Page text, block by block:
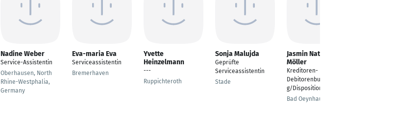
Nadine Weber
Service-Assistentin
Oberhausen, North
Rhine-Westphalia,
Germany
Eva-maria Eva
Serviceassistentin
Bremerhaven
Yvette
Heinzelmann
---
Ruppichteroth
Sonja Malujda
Geprüfte
Serviceassistentin
Stade
Jasmin Nathalie
Möller
Kreditoren- und
Debitorenbuchhaltun
g/Disposition
Bad Oeynhausen